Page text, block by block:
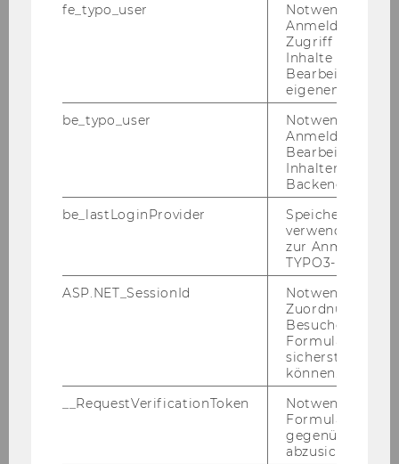
Open Minds
Abschiedsfest
Eröffnung Campus WU
8. NobelpreisträgerInnenseminar
Ausgegrenzt, vertrieben,
ermordet - WU errichtet NS-
WU Master Day 2013
Entscheidungen in Europas
fe_typo_user
Notwendig für
Anmeldung und
Zugriff auf
Inhalte oder zur
Bearbeitung des
eigenen Profils.
be_typo_user
Notwendig für
Anmeldung und
Bearbeitung von
Inhalten im
Backend.
be_lastLoginProvider
Speichert die
verwendete
zur Anmeldung
TYPO3-Backend.
ASP.NET_SessionId
Notwendig, um
Zuordnung von
Besucher zu
sicherstellen zu
können.
__RequestVerificationToken
Notwendig, um
gegenüber
abzusichern.